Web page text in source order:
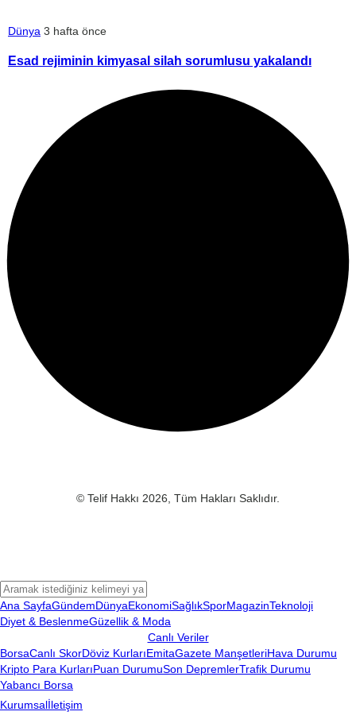
Dünya 3 hafta önce
Esad rejiminin kimyasal silah sorumlusu yakalandı
© Telif Hakkı 2026, Tüm Hakları Saklıdır.
Ana SayfaGündemDünyaEkonomiSağlıkSporMagazinTeknoloji
Diyet & BeslenmeGüzellik & Moda
Canlı Veriler
BorsaCanlı SkorDöviz KurlarıEmitaGazete ManşetleriHava Durumu
Kripto Para KurlarıPuan DurumuSon DepremlerTrafik Durumu
Yabancı Borsa
Kurumsalİletişim